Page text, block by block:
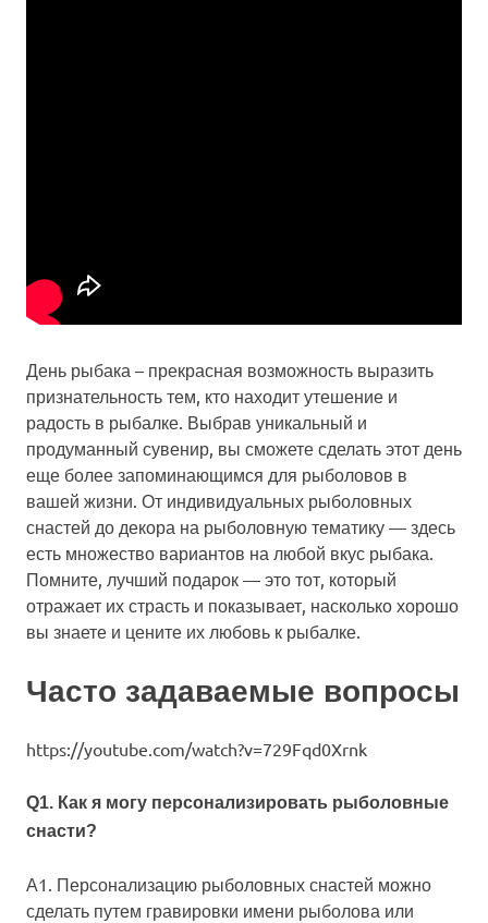
День рыбака – прекрасная возможность выразить
признательность тем, кто находит утешение и
радость в рыбалке. Выбрав уникальный и
продуманный сувенир, вы сможете сделать этот день
еще более запоминающимся для рыболовов в
вашей жизни. От индивидуальных рыболовных
снастей до декора на рыболовную тематику — здесь
есть множество вариантов на любой вкус рыбака.
Помните, лучший подарок — это тот, который
отражает их страсть и показывает, насколько хорошо
вы знаете и цените их любовь к рыбалке.
Часто задаваемые вопросы
https://youtube.com/watch?v=729Fqd0Xrnk
Q1. Как я могу персонализировать рыболовные
снасти?
А1. Персонализацию рыболовных снастей можно
сделать путем гравировки имени рыболова или